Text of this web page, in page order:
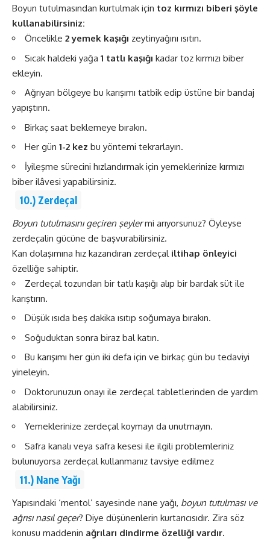
Boyun tutulmasından kurtulmak için toz kırmızı biberi şöyle
kullanabilirsiniz:
Öncelikle 2 yemek kaşığı zeytinyağını ısıtın.
Sıcak haldeki yağa 1 tatlı kaşığı kadar toz kırmızı biber
ekleyin.
Ağrıyan bölgeye bu karışımı tatbik edip üstüne bir bandaj
yapıştırın.
Birkaç saat beklemeye bırakın.
Her gün 1-2 kez bu yöntemi tekrarlayın.
İyileşme sürecini hızlandırmak için yemeklerinize kırmızı
biber ilâvesi yapabilirsiniz.
10.) Zerdeçal
Boyun tutulmasını geçiren şeylermi arıyorsunuz? Öyleyse
zerdeçalin gücüne de başvurabilirsiniz.
Kan dolaşımına hız kazandıran zerdeçal iltihap önleyici
özelliğe sahiptir.
Zerdeçal tozundan bir tatlı kaşığı alıp bir bardak süt ile
karıştırın.
Düşük ısıda beş dakika ısıtıp soğumaya bırakın.
Soğuduktan sonra biraz bal katın.
Bu karışımı her gün iki defa için ve birkaç gün bu tedaviyi
yineleyin.
Doktorunuzun onayı ile zerdeçal tabletlerinden de yardım
alabilirsiniz.
Yemeklerinize zerdeçal koymayı da unutmayın.
Safra kanalı veya safra kesesi ile ilgili problemleriniz
bulunuyorsa zerdeçal kullanmanız tavsiye edilmez
11.) Nane Yağı
Yapısındaki ‘mentol’ sayesinde nane yağı, boyun tutulması ve
ağrısı nasıl geçer? Diye düşünenlerin kurtarıcısıdır. Zira söz
konusu maddenin ağrıları dindirme özelliği vardır.